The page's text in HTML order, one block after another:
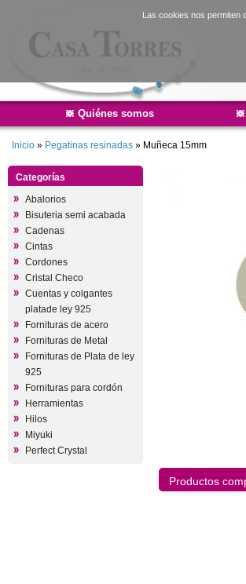
Las cookies nos permiten
Quiénes somos
Inicio » Pegatinas resinadas » Muñeca 15mm
Categorías
Abalorios
Bisuteria semi acabada
Cadenas
Cintas
Cordones
Cristal Checo
Cuentas y colgantes
platade ley 925
Fornituras de acero
Fornituras de Metal
Fornituras de Plata de ley
925
Fornituras para cordón
Herramientas
Hilos
Miyuki
Perfect Crystal
Productos